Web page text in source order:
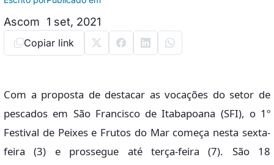
Ascom 1 set, 2021
Copiar link
Com a proposta de destacar as vocações do setor de
pescados em São Francisco de Itabapoana (SFI), o 1º
Festival de Peixes e Frutos do Mar começa nesta sexta-
feira (3) e prossegue até terça-feira (7). São 18